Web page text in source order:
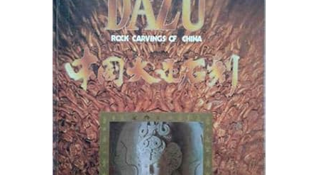
Arte y coleccionismo
Vendedores
Comenzar a vender
CERRAR